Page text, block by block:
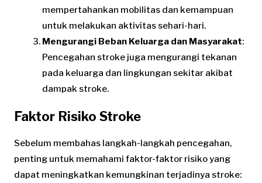
mempertahankan mobilitas dan kemampuan
untuk melakukan aktivitas sehari-hari.
Mengurangi Beban Keluarga dan Masyarakat:
Pencegahan stroke juga mengurangi tekanan
pada keluarga dan lingkungan sekitar akibat
dampak stroke.
Faktor Risiko Stroke
Sebelum membahas langkah-langkah pencegahan,
penting untuk memahami faktor-faktor risiko yang
dapat meningkatkan kemungkinan terjadinya stroke: